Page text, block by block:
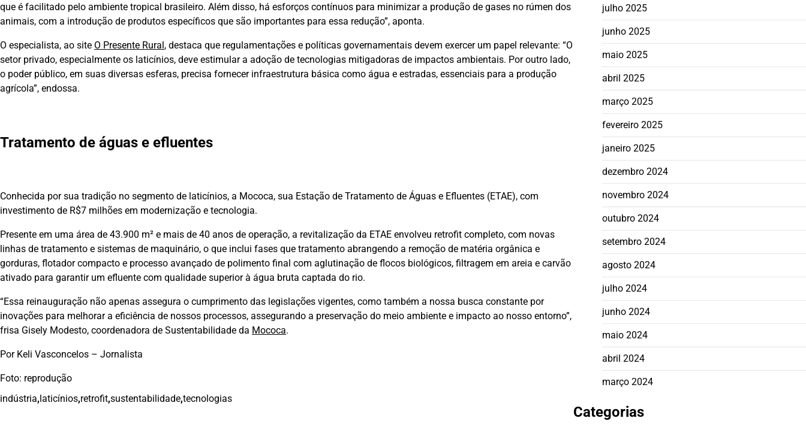
que é facilitado pelo ambiente tropical brasileiro. Além disso, há esforços contínuos para minimizar a produção de gases no rúmen dos
animais, com a introdução de produtos específicos que são importantes para essa redução”, aponta.
O especialista, ao site O Presente Rural, destaca que regulamentações e políticas governamentais devem exercer um papel relevante: “O
setor privado, especialmente os laticínios, deve estimular a adoção de tecnologias mitigadoras de impactos ambientais. Por outro lado,
o poder público, em suas diversas esferas, precisa fornecer infraestrutura básica como água e estradas, essenciais para a produção
agrícola”, endossa.
Tratamento de águas e efluentes
Conhecida por sua tradição no segmento de laticínios, a Mococa, sua Estação de Tratamento de Águas e Efluentes (ETAE), com
investimento de R$7 milhões em modernização e tecnologia.
Presente em uma área de 43.900 m² e mais de 40 anos de operação, a revitalização da ETAE envolveu retrofit completo, com novas
linhas de tratamento e sistemas de maquinário, o que inclui fases que tratamento abrangendo a remoção de matéria orgânica e
gorduras, flotador compacto e processo avançado de polimento final com aglutinação de flocos biológicos, filtragem em areia e carvão
ativado para garantir um efluente com qualidade superior à água bruta captada do rio.
“Essa reinauguração não apenas assegura o cumprimento das legislações vigentes, como também a nossa busca constante por
inovações para melhorar a eficiência de nossos processos, assegurando a preservação do meio ambiente e impacto ao nosso entorno”,
frisa Gisely Modesto, coordenadora de Sustentabilidade da Mococa.
Por Keli Vasconcelos – Jornalista
Foto: reprodução
indústria,laticínios,retrofit,sustentabilidade,tecnologias
julho 2025
junho 2025
maio 2025
abril 2025
março 2025
fevereiro 2025
janeiro 2025
dezembro 2024
novembro 2024
outubro 2024
setembro 2024
agosto 2024
julho 2024
junho 2024
maio 2024
abril 2024
março 2024
Categorias